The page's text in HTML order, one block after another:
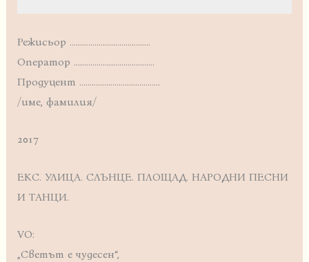
Режисьор …………………………………
Оператор …………………………………
Продуцент …………………………………
/име, фамилия/
2017
ЕКС. УЛИЦА. СЛЪНЦЕ. ПЛОЩАД. НАРОДНИ ПЕСНИ
И ТАНЦИ.
VO:
„Светът е чудесен“,